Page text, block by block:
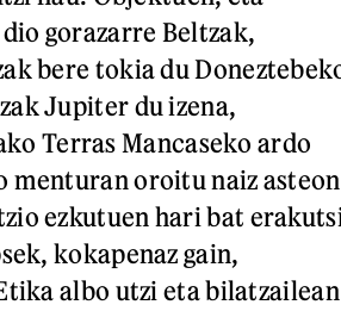
gorazarre Beltzak,
bere tokia du
Jupiter du izena,
Terras Mancaseko ardo
menturan oroitu naiz asteon
ezkutuen hari bat
kokapenaz gain,
albo utzi eta bilatzailean